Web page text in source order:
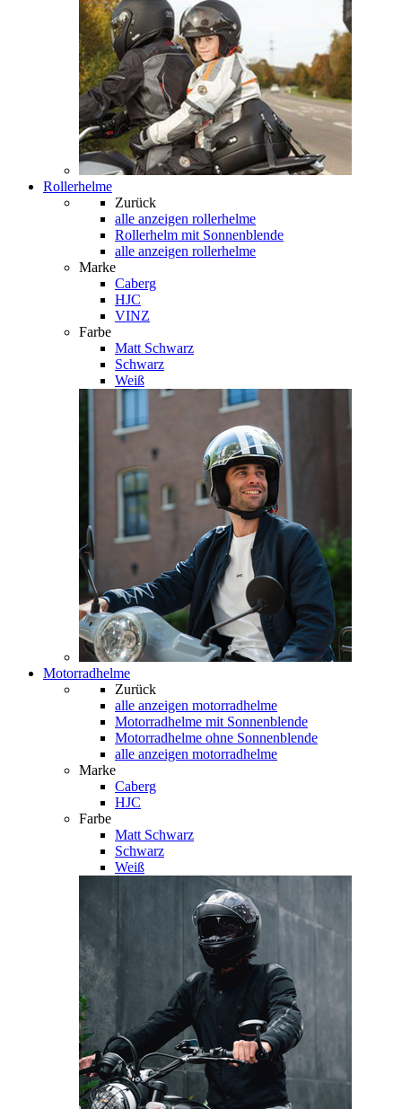
Rollerhelme
Zurück
alle anzeigen rollerhelme
Rollerhelm mit Sonnenblende
alle anzeigen rollerhelme
Marke
Caberg
HJC
VINZ
Farbe
Matt Schwarz
Schwarz
Weiß
Motorradhelme
Zurück
alle anzeigen motorradhelme
Motorradhelme mit Sonnenblende
Motorradhelme ohne Sonnenblende
alle anzeigen motorradhelme
Marke
Caberg
HJC
Farbe
Matt Schwarz
Schwarz
Weiß